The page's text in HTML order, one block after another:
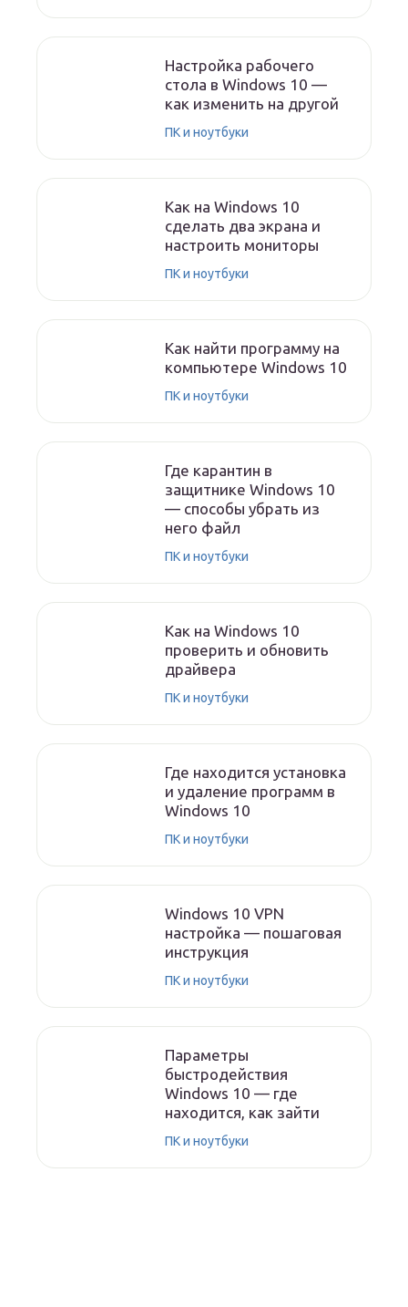
Настройка рабочего
стола в Windows 10 —
как изменить на другой
ПК и ноутбуки
Как на Windows 10
сделать два экрана и
настроить мониторы
ПК и ноутбуки
Как найти программу на
компьютере Windows 10
ПК и ноутбуки
Где карантин в
защитнике Windows 10
— способы убрать из
него файл
ПК и ноутбуки
Как на Windows 10
проверить и обновить
драйвера
ПК и ноутбуки
Где находится установка
и удаление программ в
Windows 10
ПК и ноутбуки
Windows 10 VPN
настройка — пошаговая
инструкция
ПК и ноутбуки
Параметры
быстродействия
Windows 10 — где
находится, как зайти
ПК и ноутбуки